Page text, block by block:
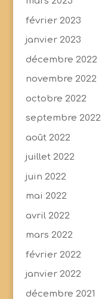
février 2023
janvier 2023
décembre 2022
novembre 2022
octobre 2022
septembre 2022
août 2022
juillet 2022
juin 2022
mai 2022
avril 2022
mars 2022
février 2022
janvier 2022
décembre 2021